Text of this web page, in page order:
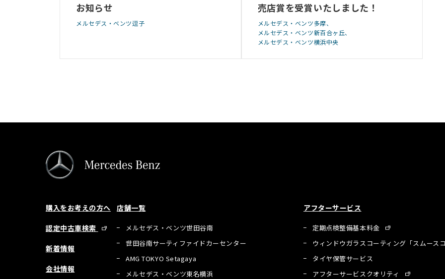
お知らせ
メルセデス・ベンツ逗子
売店賞を受賞いたしました！
メルセデス・ベンツ多摩
メルセデス・ベンツ新百合ヶ丘
メルセデス・ベンツ横浜中央
購入をお考えの方へ
認定中古車検索
新着情報
会社情報
店舗一覧
メルセデス・ベンツ世田谷南
世田谷南サーティファイドカーセンター
AMG TOKYO Setagaya
メルセデス・ベンツ東名横浜
アフターサービス
定期点検整備基本料金
ウィンドウガラスコーティング「スムース
タイヤ保管サービス
アフターサービスクオリティ